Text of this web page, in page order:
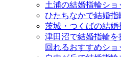
土浦の結婚指輪シ
ひたちなかで結婚指
茨城・つくばの結
津田沼で結婚指輪
回れるおすすめショ